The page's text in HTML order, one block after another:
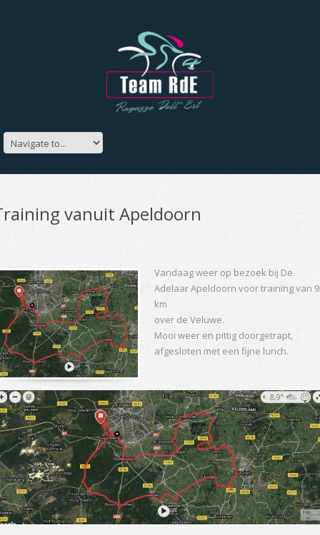
vanuit Apeldoorn
Vandaag weer op bezoek bij De
Adelaar Apeldoorn voor training van
km
over de Veluwe.
Mooi weer en pittig doorgetrapt,
afgesloten met een fijne lunch.